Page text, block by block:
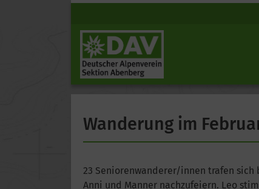
Wanderung im
23 Seniorenwanderer/innen trafen sich
Anni und Manner nachzufeiern. Leo